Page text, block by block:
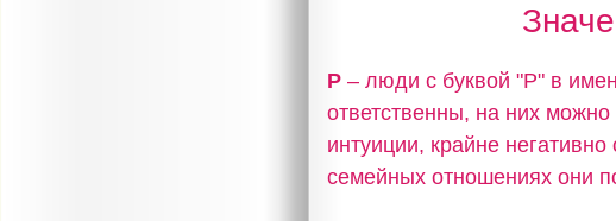
Р – люди с буквой "Р" в
ответственны, на них
интуиции, крайне
семейных отношениях они